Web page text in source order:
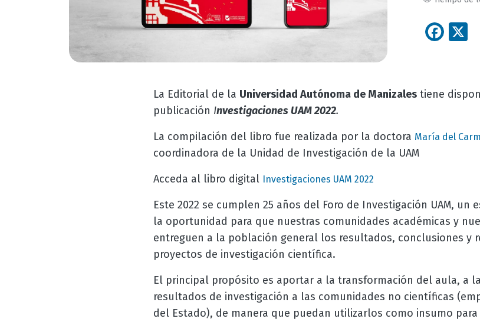
La Editorial de la Universidad Autónoma de Manizalestiene
publicación Investigaciones UAM 2022.
La compilación del libro fue realizada por la doctora María del
coordinadora de la Unidad de Investigación de la UAM
Acceda al libro digital Investigaciones UAM 2022
Este 2022 se cumplen 25 años del Foro de Investigación UAM, un
la oportunidad para que nuestras comunidades académicas y
entreguen a la población general los resultados, conclusiones y
proyectos de investigación científica.
El principal propósito es aportar a la transformación del aula, a
resultados de investigación a las comunidades no científicas
del Estado), de manera que puedan utilizarlos como insumo